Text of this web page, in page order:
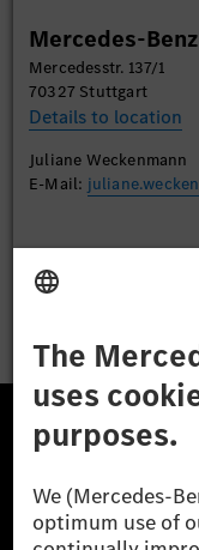
Mercedes-Benz
Mercedesstr. 137/1
70327 Stuttgart
Details to location
Juliane Weckenmann
E-Mail:
The Mercedes-